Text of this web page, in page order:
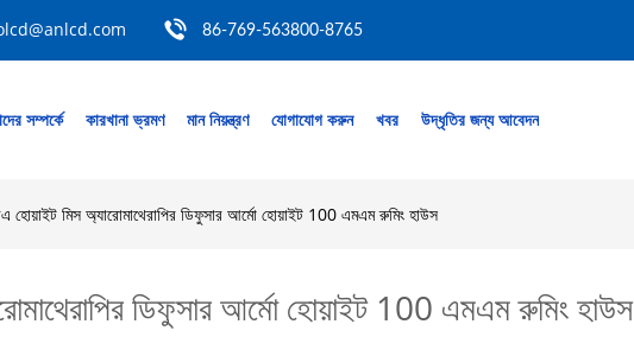
86-769-563800-8765
সম্পর্কে কারখানা ভ্রমণ মান নিয়ন্ত্রণ যোগাযোগ করুন খবর উদ্ধৃতির জন্য আবেদন
হোয়াইট মিস অ্যারোমাথেরাপির ডিফুসার আর্মো হোয়াইট 100 এমএম রুমিং হাউস
ডিফুসার আর্মো হোয়াইট 100 এমএম রুমিং হাউস